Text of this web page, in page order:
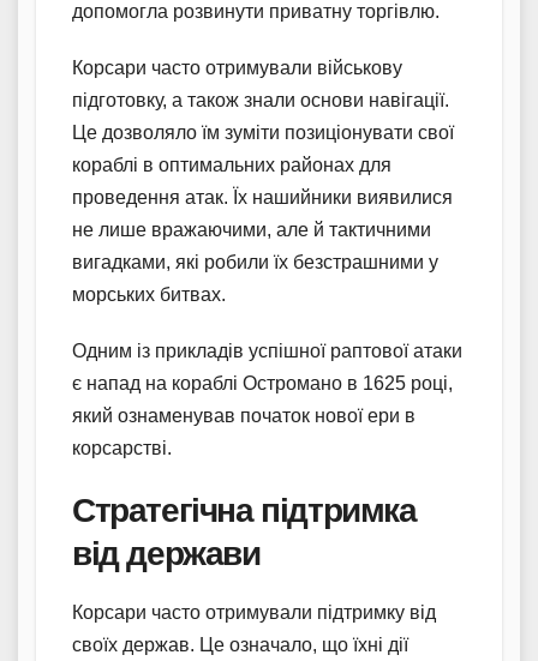
допомогла розвинути приватну торгівлю.
Корсари часто отримували військову
підготовку, а також знали основи навігації.
Це дозволяло їм зуміти позиціонувати свої
кораблі в оптимальних районах для
проведення атак. Їх нашийники виявилися
не лише вражаючими, але й тактичними
вигадками, які робили їх безстрашними у
морських битвах.
Одним із прикладів успішної раптової атаки
є напад на кораблі Остромано в 1625 році,
який ознаменував початок нової ери в
корсарстві.
Стратегічна підтримка
від держави
Корсари часто отримували підтримку від
своїх держав. Це означало, що їхні дії